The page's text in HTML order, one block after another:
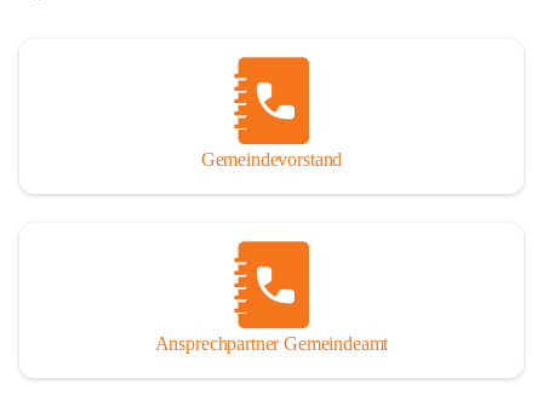
Gemeindevorstand
Ansprechpartner Gemeindeamt